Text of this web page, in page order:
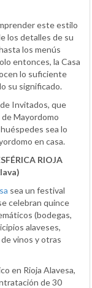
este estilo
los detalles de su
los menús
entonces, la Casa
lo suficiente
su significado.
Invitados, que
Mayordomo
sea lo
en casa.
RIOJA
sea un festival
celebran quince
(bodegas,
alaveses,
vinos y otras
en Rioja Alavesa,
de 30